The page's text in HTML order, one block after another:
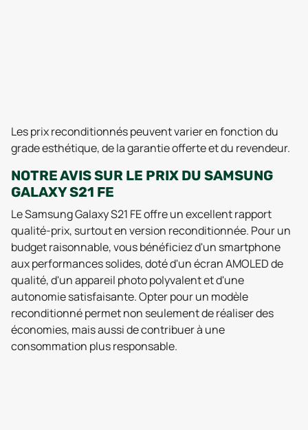
Les prix reconditionnés peuvent varier en fonction du
grade esthétique, de la garantie offerte et du revendeur.
NOTRE AVIS SUR LE PRIX DU SAMSUNG
GALAXY S21 FE
Le Samsung Galaxy S21 FE offre un excellent rapport
qualité-prix, surtout en version reconditionnée. Pour un
budget raisonnable, vous bénéficiez d'un smartphone
aux performances solides, doté d'un écran AMOLED de
qualité, d'un appareil photo polyvalent et d'une
autonomie satisfaisante. Opter pour un modèle
reconditionné permet non seulement de réaliser des
économies, mais aussi de contribuer à une
consommation plus responsable.